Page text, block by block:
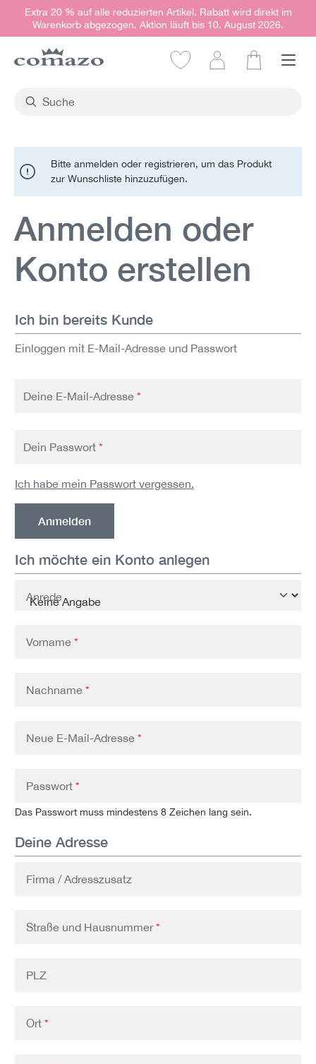
springen
Extra 20 % auf alle reduzierten Artikel. Rabatt wird direkt im
Warenkorb abgezogen. Aktion läuft bis 10. August 2026.
Bitte anmelden oder registrieren, um das Produkt
zur Wunschliste hinzuzufügen.
Anmelden oder
Konto erstellen
Ich bin bereits Kunde
Einloggen mit E-Mail-Adresse und Passwort
Deine E-Mail-Adresse *
Dein Passwort *
Ich habe mein Passwort vergessen.
Anmelden
Ich möchte ein Konto anlegen
Persönliche Informationen
Anrede
Vorname *
Nachname *
Neue E-Mail-Adresse *
Passwort *
Das Passwort muss mindestens 8 Zeichen lang sein.
Deine Adresse
Firma / Adresszusatz
Straße und Hausnummer*
PLZ
Ort *